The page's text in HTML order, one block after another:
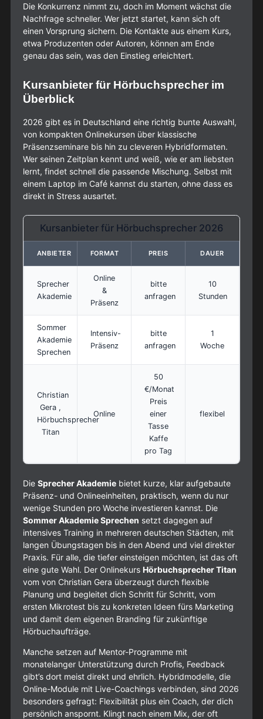
Die Konkurrenz nimmt zu, doch im Moment wächst die
Nachfrage schneller. Wer jetzt startet, kann sich oft
einen Vorsprung sichern. Die Kontakte aus einem Kurs,
etwa Produzenten oder Autoren, können am Ende
genau das sein, was den Einstieg erleichtert.
Kursanbieter für Hörbuchsprecher im
Überblick
2026 gibt es in Deutschland eine richtig bunte Auswahl,
von kompakten Onlinekursen über klassische
Präsenzseminare bis hin zu cleveren Hybridformaten.
Wer seinen Zeitplan kennt und weiß, wie er am liebsten
lernt, findet schnell die passende Mischung. Selbst mit
einem Laptop im Café kannst du starten, ohne dass es
direkt in Stress ausartet.
Kursanbieter für Hörbuchsprecher 2026
ANBIETER FORMAT PREIS DAUER
Sprecher
Akademie
Online
&
Präsenz
bitte
anfragen
10
Stunden
Sommer
Akademie
Sprechen
Intensiv-
Präsenz
bitte
anfragen
1
Woche
Christian
Gera ,
Hörbuchsprecher
Titan
Online
50
€/Monat
Preis
einer
Tasse
Kaffe
pro Tag
flexibel
Die Sprecher Akademie bietet kurze, klar aufgebaute
Präsenz- und Onlineeinheiten, praktisch, wenn du nur
wenige Stunden pro Woche investieren kannst. Die
Sommer Akademie Sprechen setzt dagegen auf
intensives Training in mehreren deutschen Städten, mit
langen Übungstagen bis in den Abend und viel direkter
Praxis. Für alle, die tiefer einsteigen möchten, ist das oft
eine gute Wahl. Der Onlinekurs Hörbuchsprecher Titan
vom von Christian Gera überzeugt durch flexible
Planung und begleitet dich Schritt für Schritt, vom
ersten Mikrotest bis zu konkreten Ideen fürs Marketing
und damit dem eigenen Branding für zukünftige
Hörbuchaufträge.
Manche setzen auf Mentor-Programme mit
monatelanger Unterstützung durch Profis, Feedback
gibt’s dort meist direkt und ehrlich. Hybridmodelle, die
Online-Module mit Live-Coachings verbinden, sind 2026
besonders gefragt: Flexibilität plus ein Coach, der dich
persönlich anspornt. Klingt nach einem Mix, der oft